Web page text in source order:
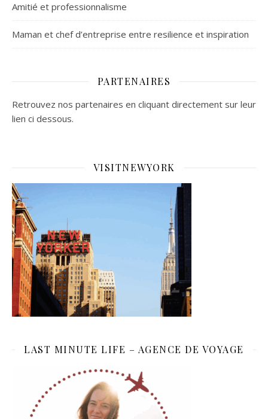
Amitié et professionnalisme
Maman et chef d’entreprise entre resilience et inspiration
PARTENAIRES
Retrouvez nos partenaires en cliquant directement sur leur
lien ci dessous.
VISITNEWYORK
LAST MINUTE LIFE – AGENCE DE VOYAGE